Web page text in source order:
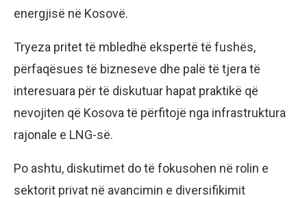
energjisë në Kosovë.
Tryeza pritet të mbledhë ekspertë të fushës,
përfaqësues të bizneseve dhe palë të tjera të
interesuara për të diskutuar hapat praktikë që
nevojiten që Kosova të përfitojë nga infrastruktura
rajonale e LNG-së.
Po ashtu, diskutimet do të fokusohen në rolin e
sektorit privat në avancimin e diversifikimit